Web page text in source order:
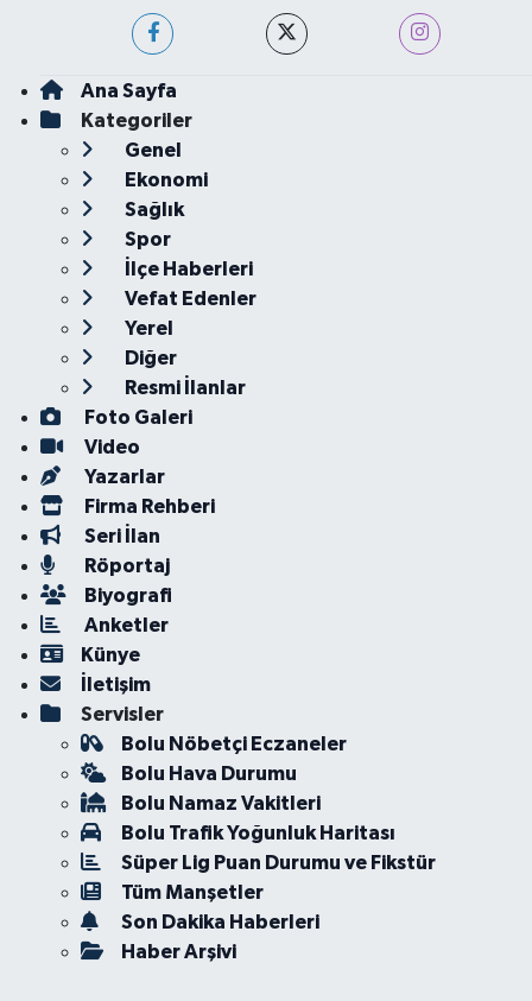
Ana Sayfa
Kategoriler
Genel
Ekonomi
Sağlık
Spor
İlçe Haberleri
Vefat Edenler
Yerel
Diğer
Resmi İlanlar
Foto Galeri
Video
Yazarlar
Firma Rehberi
Seri İlan
Röportaj
Biyografi
Anketler
Künye
İletişim
Servisler
Bolu Nöbetçi Eczaneler
Bolu Hava Durumu
Bolu Namaz Vakitleri
Bolu Trafik Yoğunluk Haritası
Süper Lig Puan Durumu ve Fikstür
Tüm Manşetler
Son Dakika Haberleri
Haber Arşivi